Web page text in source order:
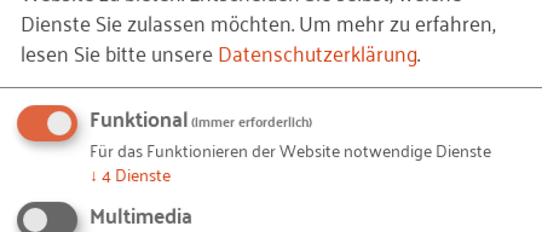
Unternehmerbild objektiviert und die
Risiken und Chancen der
beleuchtet.
- Andreas Jonas, Geschäftsführer STIC
Dienste Sie zulassen möchten.Um mehr zu erfahren,
lesen Sie bitte unsereDatenschutzerklärung.
Funktional(immer erforderlich)
Für das Funktionieren der Website notwendige Dienste
↓ 4Dienste
Multimedia